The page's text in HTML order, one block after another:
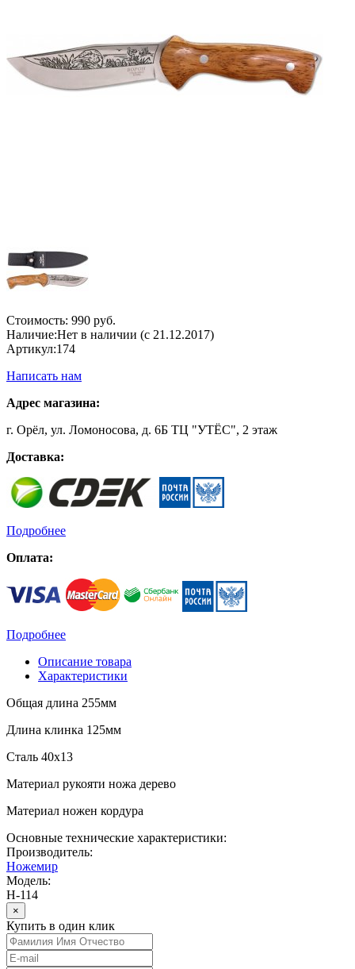
Стоимость: 990 руб.
Наличие:Нет в наличии (с 21.12.2017)
Артикул:174
Написать нам
Адрес магазина:
г. Орёл, ул. Ломоносова, д. 6Б ТЦ "УТЁС", 2 этаж
Доставка:
Подробнее
Оплата:
Подробнее
Описание товара
Характеристики
Общая длина 255мм
Длина клинка 125мм
Сталь 40х13
Материал рукояти ножа дерево
Материал ножен кордура
Основные технические характеристики:
Производитель:
Ножемир
Модель:
Н-114
×
Купить в один клик